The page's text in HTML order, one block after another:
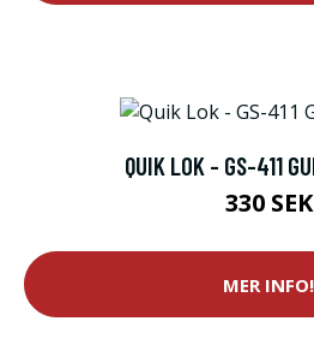
QUIK LOK - GS-411
330 SEK
MER INFO!